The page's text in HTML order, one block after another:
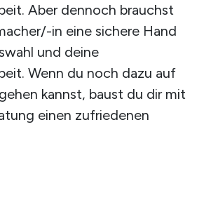
Aber dennoch brauchst
in eine sichere Hand
und deine
Wenn du noch dazu auf
kannst, baust du dir mit
einen zufriedenen